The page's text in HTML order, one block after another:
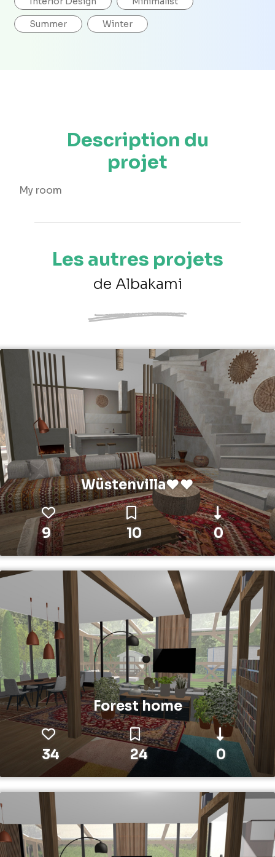
Summer Winter
Description du
projet
My room
Les autres projets
de Albakami
Wüstenvilla❤️❤️
9 10 0
Forest home
34 24 0